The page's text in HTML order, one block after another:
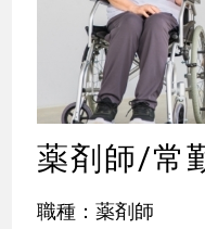
薬剤師/常
職種：薬剤師